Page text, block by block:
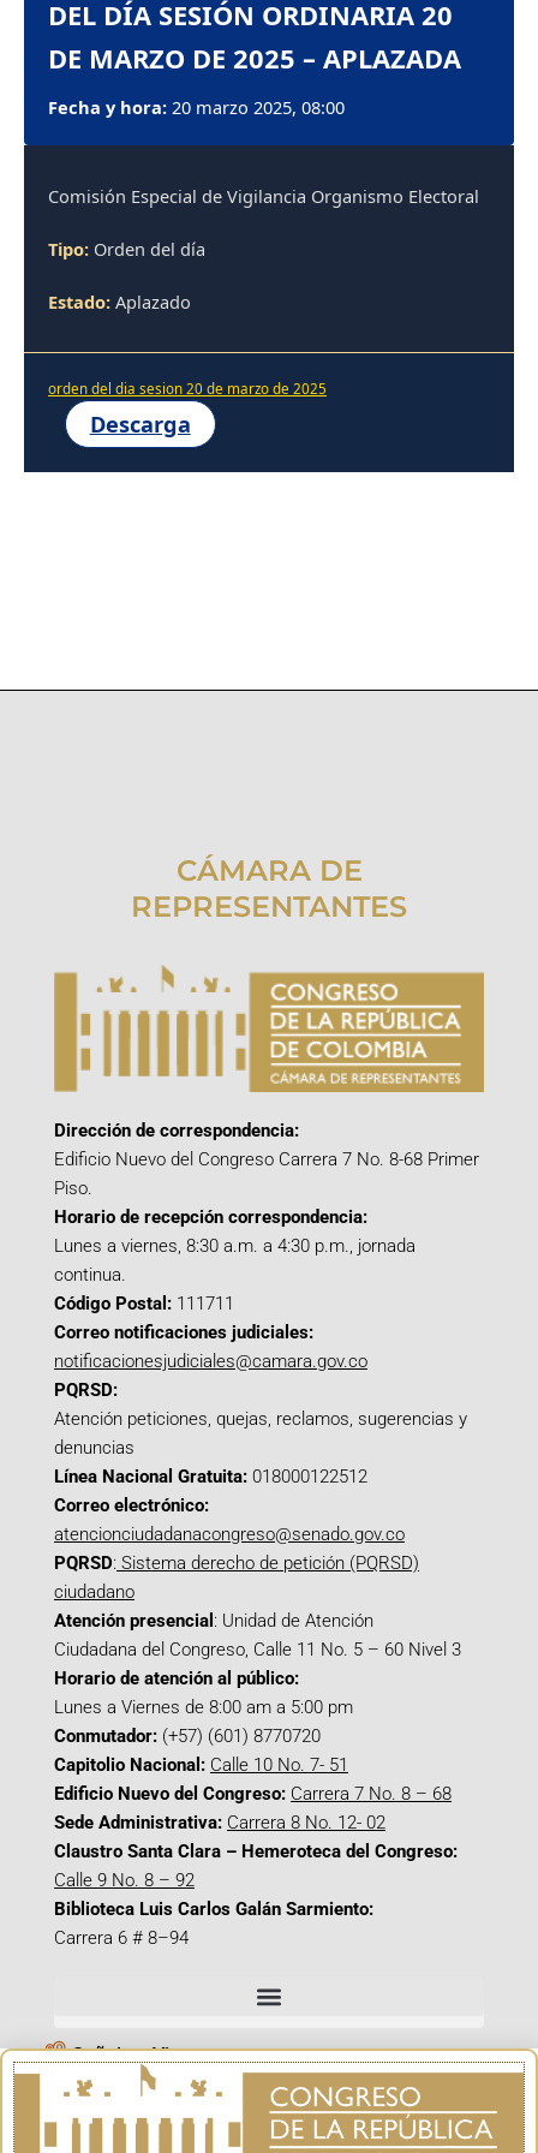
DEL DÍA SESIÓN ORDINARIA 20
DE MARZO DE 2025 – APLAZADA
Fecha y hora: 20 marzo 2025, 08:00
Comisión Especial de Vigilancia Organismo Electoral
Tipo: Orden del día
Estado: Aplazado
orden del dia sesion 20 de marzo de 2025
Descarga
CÁMARA DE
REPRESENTANTES
Dirección de correspondencia:
Edificio Nuevo del Congreso Carrera 7 No. 8-68 Primer
Piso.
Horario de recepción correspondencia:
Lunes a viernes, 8:30 a.m. a 4:30 p.m., jornada
continua.
Código Postal: 111711
Correo notificaciones judiciales:
notificacionesjudiciales@camara.gov.co
PQRSD:
Atención peticiones, quejas, reclamos, sugerencias y
denuncias
Línea Nacional Gratuita: 018000122512
Correo electrónico:
atencionciudadanacongreso@senado.gov.co
PQRSD: Sistema derecho de petición (PQRSD)
ciudadano
Atención presencial : Unidad de Atención
Ciudadana del Congreso, Calle 11 No. 5 – 60 Nivel 3
Horario de atención al público:
Lunes a Viernes de 8:00 am a 5:00 pm
Conmutador: (+57) (601) 8770720
Capitolio Nacional: Calle 10 No. 7- 51
Edificio Nuevo del Congreso: Carrera 7 No. 8 – 68
Sede Administrativa: Carrera 8 No. 12- 02
Claustro Santa Clara – Hemeroteca del Congreso:
Calle 9 No. 8 – 92
Biblioteca Luis Carlos Galán Sarmiento:
Carrera 6 # 8–94
Señal en Vivo
Facebook_@CamaraColombia
Instagram_@CamaraColombia